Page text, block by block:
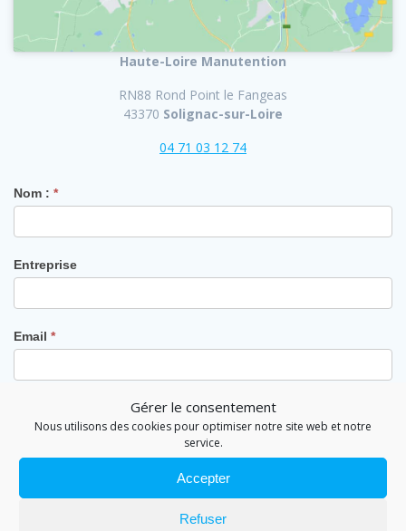
Gérer le consentement
Nous utilisons des cookies pour optimiser notre site web et notre
service.
Accepter
Refuser
Haute-Loire Manutention
RN88 Rond Point le Fangeas
43370 Solignac-sur-Loire
04 71 03 12 74
Nom : *
Entreprise
Email *